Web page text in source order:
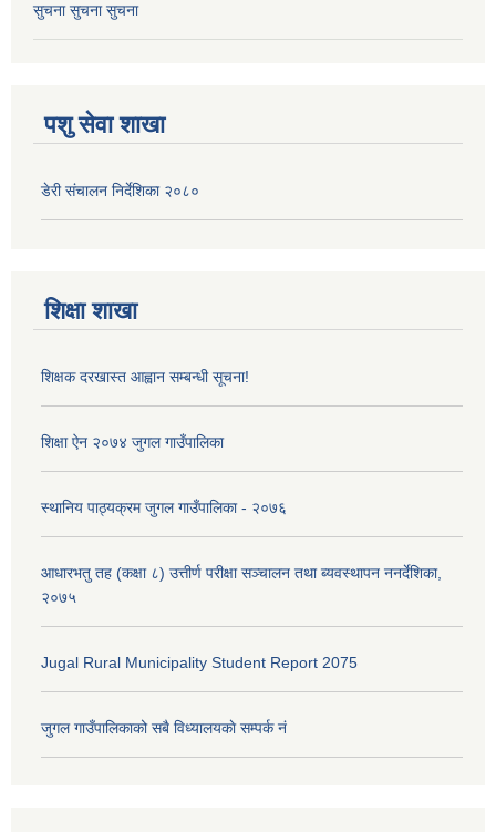
सुचना सुचना सुचना
पशु सेवा शाखा
डेरी संचालन निर्देशिका २०८०
शिक्षा शाखा
शिक्षक दरखास्त आह्वान सम्बन्धी सूचना!
शिक्षा ऐन २०७४ जुगल गाउँपालिका
स्थानिय पाठ्यक्रम जुगल गाउँपालिका - २०७६
आधारभतु तह (कक्षा ८) उत्तीर्ण परीक्षा सञ्चालन तथा ब्यवस्थापन ननर्देशिका,
२०७५
Jugal Rural Municipality Student Report 2075
जुगल गाउँपालिकाको सबै विध्यालयकाे सम्पर्क नं